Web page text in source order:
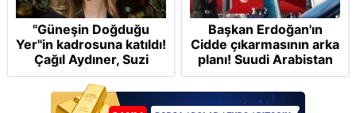
"Güneşin Doğduğu
Yer"in kadrosuna katıldı!
Çağıl Aydıner, Suzi
karakteriyle geliyor
Başkan Erdoğan'ın
Cidde çıkarmasının arka
planı! Suudi Arabistan
ve Pakistan'la Mekke
Anlaşması: "Tel Aviv için
'ölümcül ittifak"